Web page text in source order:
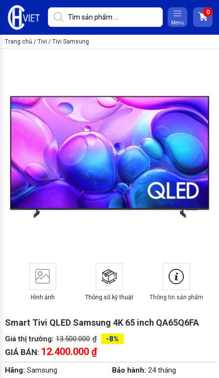
Menu
Trang chủ / Tivi / Tivi Samsung
Hình ảnh Thông số kỹ thuật Thông tin sản phẩm
Smart Tivi QLED Samsung 4K 65 inch QA65Q6FA
Giá thị trường: 13.500.000 ₫ -8%
GIÁ BÁN: 12.400.000 ₫
Hãng: Samsung Bảo hành: 24 tháng